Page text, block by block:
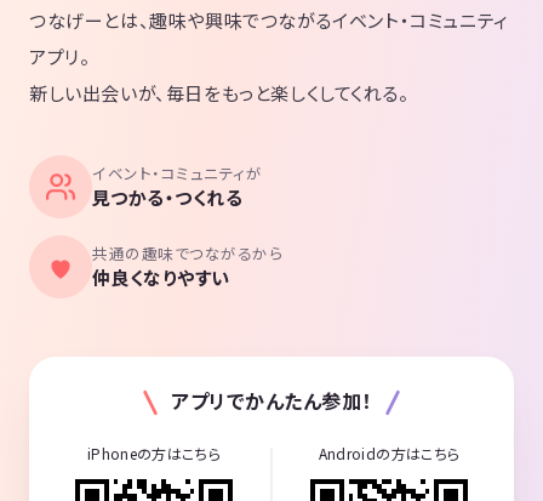
つなげーとは、趣味や興味でつながるイベント・コミュニティ
アプリ。
新しい出会いが、毎日をもっと楽しくしてくれる。
イベント・コミュニティが
見つかる・つくれる
共通の趣味でつながるから
仲良くなりやすい
アプリでかんたん参加！
iPhoneの方はこちら Androidの方はこちら